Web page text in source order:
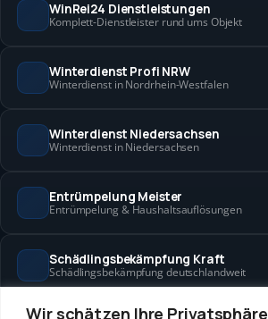
Wir schätzen Ihre Privatsphäre
WinRei24 Dienstleistungen
Komplett-Dienstleister rund ums Objekt
Winterdienst Profi NRW
Winterdienst in Nordrhein-Westfalen
Winterdienst Niedersachsen
Winterdienst in Niedersachsen
Entrümpelung Meister
Entrümpelung & Haushaltsauflösungen
Schädlingsbekämpfung Kraft
Schädlingsbekämpfung deutschlandweit